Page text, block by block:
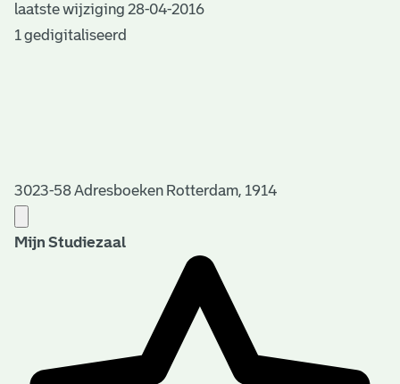
laatste wijziging 28-04-2016
1 gedigitaliseerd
3023-58 Adresboeken Rotterdam, 1914
Mijn Studiezaal